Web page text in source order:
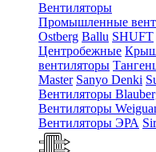
Вентиляторы
Промышленные
Ostberg Ballu SHUFT
Центробежные
вентиляторы
Master Sanyo Denki
Вентиляторы
Вентиляторы
Вентиляторы ЭРА